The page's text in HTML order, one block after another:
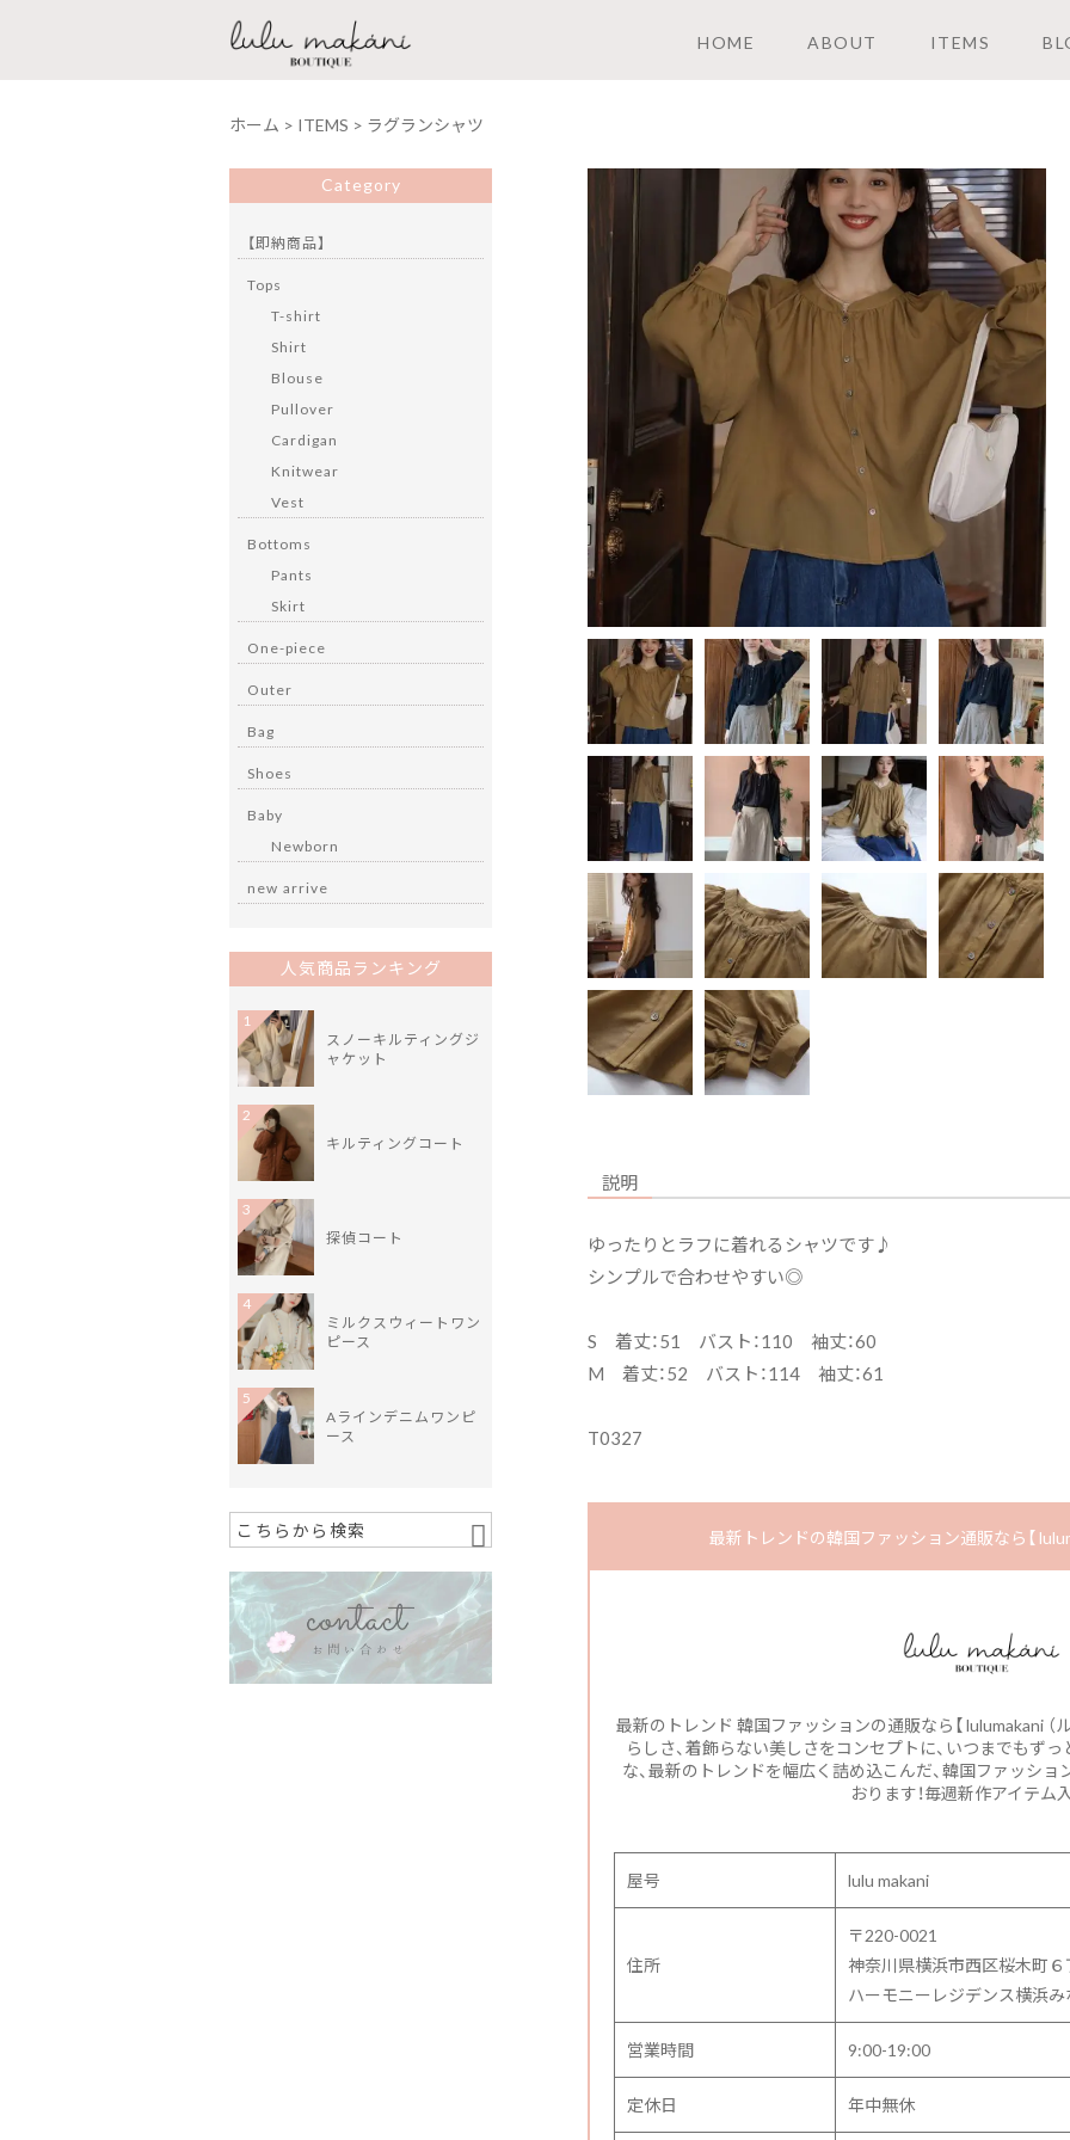
HOME ABOUT ITEMS
ホーム > ITEMS > ラグランシャツ
説明
ゆったりとラフに着れるシャツです♪
シンプルで合わせやすい◎
S 着丈：51 バスト：110 袖丈：60
M 着丈：52 バスト：114 袖丈：61
T0327
最新トレンドの韓国ファッション通販なら【
最新のトレンド 韓国ファッションの通販なら【 lulumakani （
らしさ、着飾らない美しさをコンセプトに、いつまでもずっ
な、最新のトレンドを幅広く詰め込こんだ、韓国ファッシ
おります！毎週新作アイテム
屋号 lulu makani
住所
〒220-0021
神奈川県横浜市西区桜木町６
ハーモニーレジデンス横浜
営業時間 9:00-19:00
定休日 年中無休
Category
【即納商品】
Tops
T-shirt
Shirt
Blouse
Pullover
Cardigan
Knitwear
Vest
Bottoms
Pants
Skirt
One-piece
Outer
Bag
Shoes
Baby
Newborn
new arrive
人気商品ランキング
スノーキルティングジ
ャケット
1
キルティングコート
2
探偵コート
3
ミルクスウィートワン
ピース
4
Aラインデニムワンピ
ース
5